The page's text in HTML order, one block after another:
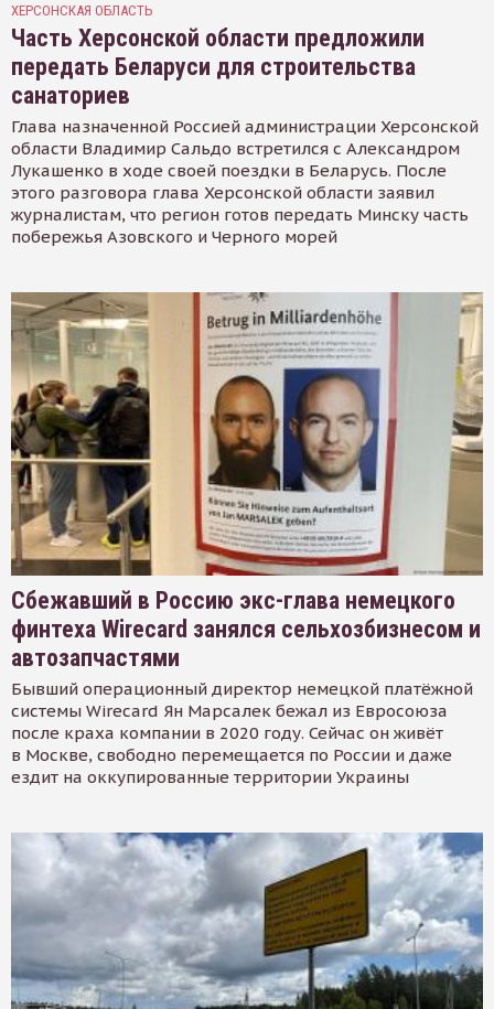
ХЕРСОНСКАЯ ОБЛАСТЬ
Часть Херсонской области предложили
передать Беларуси для строительства
санаториев
Глава назначенной Россией администрации Херсонской
области Владимир Сальдо встретился с Александром
Лукашенко в ходе своей поездки в Беларусь. После
этого разговора глава Херсонской области заявил
журналистам, что регион готов передать Минску часть
побережья Азовского и Черного морей
Сбежавший в Россию экс-глава немецкого
финтеха Wirecard занялся сельхозбизнесом и
автозапчастями
Бывший операционный директор немецкой платёжной
системы Wirecard Ян Марсалек бежал из Евросоюза
после краха компании в 2020 году. Сейчас он живёт
в Москве, свободно перемещается по России и даже
ездит на оккупированные территории Украины